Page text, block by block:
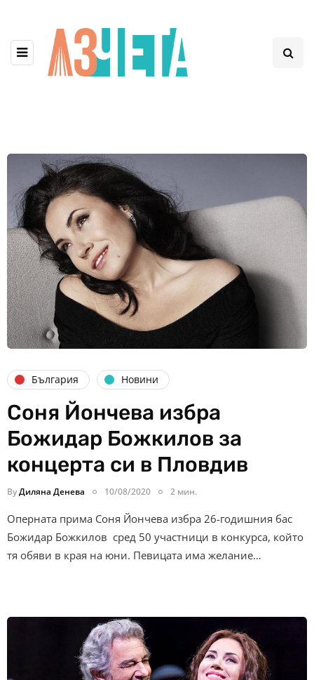
България Новини
Соня Йончева избра
Божидар Божкилов за
концерта си в Пловдив
ByДиляна Денева 10/08/2020 2 мин.
Оперната прима Соня Йончева избра 26-годишния бас
Божидар Божкилов сред 50 участници в конкурса, който
тя обяви в края на юни. Певицата има желание…